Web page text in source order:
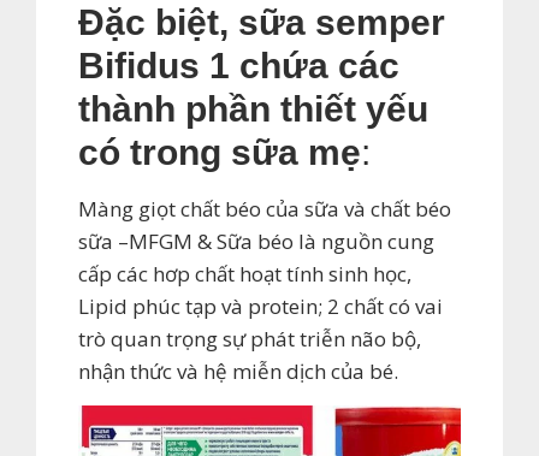
Đặc biệt, sữa semper
Bifidus 1 chứa các
thành phần thiết yếu
có trong sữa mẹ:
Màng giọt chất béo của sữa và chất béo
sữa –MFGM & Sữa béo là nguồn cung
cấp các hơp chất hoạt tính sinh học,
Lipid phúc tạp và protein; 2 chất có vai
trò quan trọng sự phát triễn não bộ,
nhận thức và hệ miễn dịch của bé.